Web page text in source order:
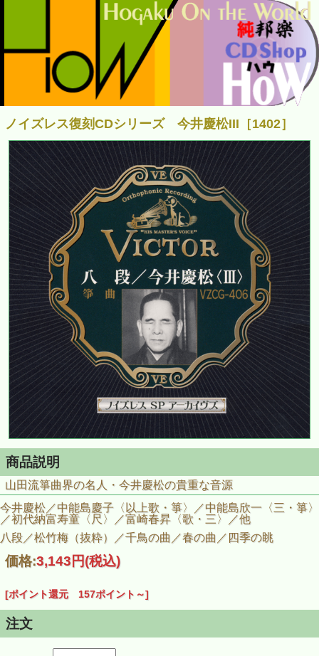
ノイズレス復刻CDシリーズ 今井慶松III［1402］
商品説明
山田流箏曲界の名人・今井慶松の貴重な音源
今井慶松／中能島慶子〈以上歌・箏〉／中能島欣一〈三・箏〉
／初代納富寿童〈尺〉／富崎春昇〈歌・三〉／他
八段／松竹梅（抜粋）／千鳥の曲／春の曲／四季の眺
価格:3,143円(税込)
[ポイント還元 157ポイント～]
注文